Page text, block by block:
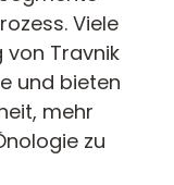
Viele
von Travnik
und bieten
mehr
zu